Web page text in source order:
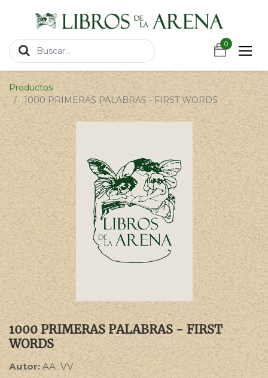
0
0
Productos
1000 PRIMERAS PALABRAS - FIRST WORDS
1000 PRIMERAS PALABRAS - FIRST
WORDS
Autor:AA. VV.